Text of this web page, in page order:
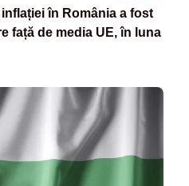
în România a fost
față de media UE, în luna